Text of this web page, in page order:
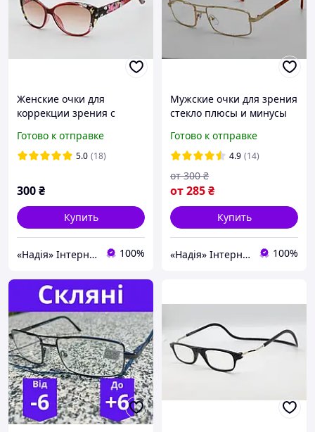
Женские очки для
коррекции зрения с
плюсы и минусы
Готово к отправке
5.0 (18)
300₴
Купить
«Надія» Інтернет-Магазин 100%
Мужские очки для зрения
стекло плюсы и минусы
Готово к отправке
4.9 (14)
от285₴
от 300 ₴
Купить
«Надія» Інтернет-Магазин 100%